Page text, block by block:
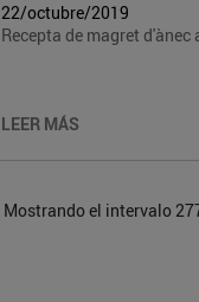
22/octubre/2019
Recepta de magret
LEER MÁS
Mostrando el intervalo